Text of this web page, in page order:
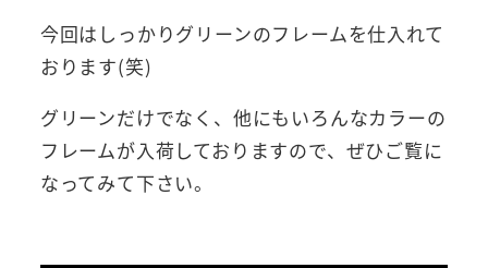
今回はしっかりグリーンのフレームを仕入れて
おります(笑)
グリーンだけでなく、他にもいろんなカラーの
フレームが入荷しておりますので、ぜひご覧に
なってみて下さい。